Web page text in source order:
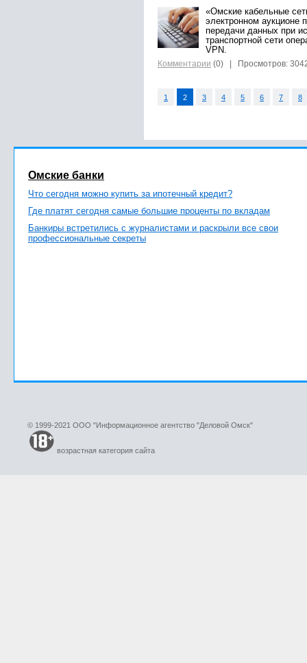
«Омские кабельные
электронном аукционе
передачи данных при
транспортной сети
VPN.
Комментарии (0) | Просмотров:
1 2 3 4 5 6 7 8
Омские банки
Что сегодня можно купить за ипотечный кредит?
Где платят сегодня самые большие проценты по вкладам
Банкиры встретились с журналистами и раскрыли все свои
профессиональные секреты
© 1999-2021 ООО "Информационное агентство "Деловой Омск"
возрастная категория сайта